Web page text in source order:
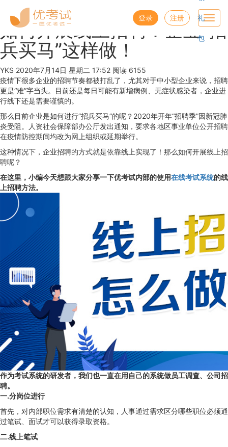
登录 注册 礼
包
如何开展线上招聘？企业“招
兵买马”这样做！
YKS 2020年7月14日 星期二 17:52 阅读 6155
疫情下很多企业的招聘节奏都被打乱了，尤其对于中小型企业来说，招聘
更是“难”字当头。目前还是每日可能有新增病例、无症状感染者，企业进
行线下还是需要谨慎的。
那么目前企业是如何进行“招兵买马”的呢？2020年开年“招聘季”因新冠肺
炎受阻。人资社会保障部办公厅发出通知，要求各地区事业单位公开招聘
在疫情防控期间均改为网上组织或延期举行。
这种情况下，企业招聘的方式就是依靠线上实现了！那么如何开展线上招
聘呢？
在这里，小编今天想跟大家分享一下优考试内部的使用在线考试系统的线
上招聘方法。
作为考试系统的研发者，我们也一直在用自己的系统做员工调查、公司招
聘。
一.分岗位进行
首先，对内部职位需求有清楚的认知，人事通过需求区分哪些职位必须通
过笔试、面试才可以获得录取资格。
二.线上笔试